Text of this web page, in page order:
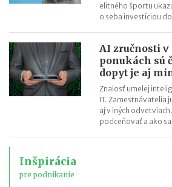
elitného športu
o seba investíciou
AI zručnosti
ponukách sú
dopyt je aj
Znalosť umelej
IT. Zamestnávatelia
aj v iných
podceňovať a ako
Inšpirácia
pre podnikanie